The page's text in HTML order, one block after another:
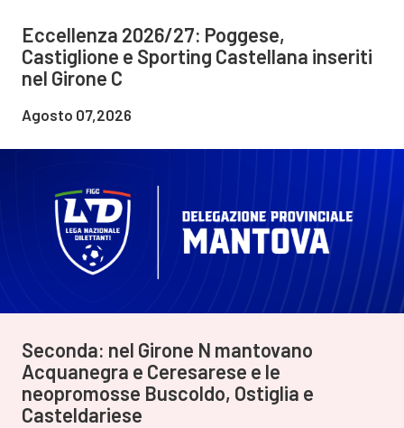
Eccellenza 2026/27: Poggese,
Castiglione e Sporting Castellana inseriti
nel Girone C
Agosto 07,2026
Seconda: nel Girone N mantovano
Acquanegra e Ceresarese e le
neopromosse Buscoldo, Ostiglia e
Casteldariese